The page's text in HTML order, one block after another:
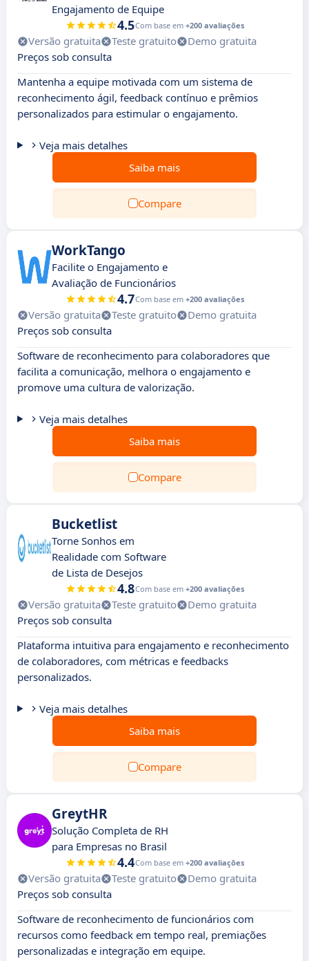
Engajamento de Equipe
4.5Com base em +200 avaliações
Versão gratuita Teste gratuito
Demo gratuita
Preços sob consulta
Mantenha a equipe motivada com um sistema de
reconhecimento ágil, feedback contínuo e prêmios
personalizados para estimular o engajamento.
Veja mais detalhes
Saiba mais
Compare
WorkTango
Facilite o Engajamento e
Avaliação de Funcionários
4.7Com base em +200 avaliações
Versão gratuita Teste gratuito
Demo gratuita
Preços sob consulta
Software de reconhecimento para colaboradores que
facilita a comunicação, melhora o engajamento e
promove uma cultura de valorização.
Veja mais detalhes
Saiba mais
Compare
Bucketlist
Torne Sonhos em
Realidade com Software
de Lista de Desejos
4.8Com base em +200 avaliações
Versão gratuita Teste gratuito
Demo gratuita
Preços sob consulta
Plataforma intuitiva para engajamento e reconhecimento
de colaboradores, com métricas e feedbacks
personalizados.
Veja mais detalhes
Saiba mais
Compare
GreytHR
Solução Completa de RH
para Empresas no Brasil
4.4Com base em +200 avaliações
Versão gratuita Teste gratuito
Demo gratuita
Preços sob consulta
Software de reconhecimento de funcionários com
recursos como feedback em tempo real, premiações
personalizadas e integração em equipe.